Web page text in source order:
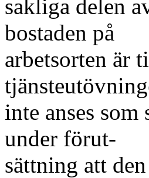
sakliga delen
bostaden på
arbetsorten är
inte anses som
under förut-
sättning att